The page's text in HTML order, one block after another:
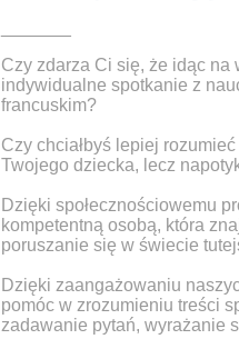
Czy zdarza Ci się, że idąc
indywidualne spotkanie z
francuskim?
Czy chciałbyś lepiej
Twojego dziecka, lecz
Dzięki społecznościowemu
kompetentną osobą, która
poruszanie się w świecie
Dzięki zaangażowaniu
pomóc w zrozumieniu treści
zadawanie pytań, wyrażanie